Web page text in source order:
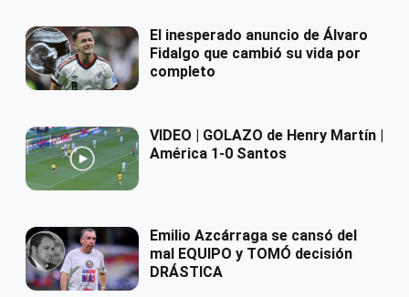
El inesperado anuncio de Álvaro
Fidalgo que cambió su vida por
completo
VIDEO | GOLAZO de Henry Martín |
América 1-0 Santos
Emilio Azcárraga se cansó del
mal EQUIPO y TOMÓ decisión
DRÁSTICA